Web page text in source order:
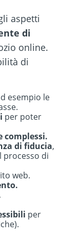
aspetti
di
online.
di
esempio le
per poter
complessi.
di fiducia,
processo di
web.
per